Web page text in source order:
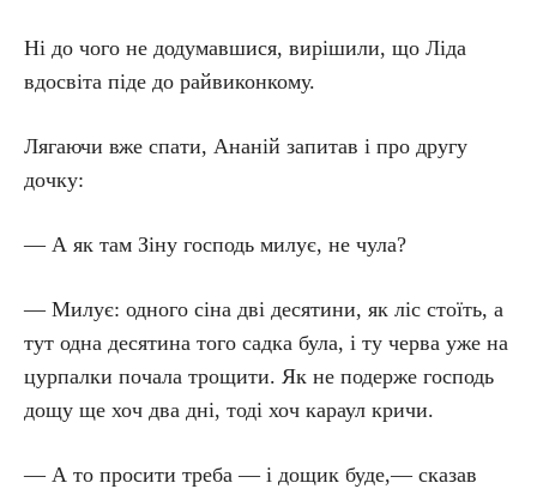
Ні до чого не додумавшися, вирішили, що Ліда
вдосвіта піде до райвиконкому.
Лягаючи вже спати, Ананій запитав і про другу
дочку:
— А як там Зіну господь милує, не чула?
— Милує: одного сіна дві десятини, як ліс стоїть, а
тут одна десятина того садка була, і ту черва уже на
цурпалки почала трощити. Як не подерже господь
дощу ще хоч два дні, тоді хоч караул кричи.
— А то просити треба — і дощик буде,— сказав